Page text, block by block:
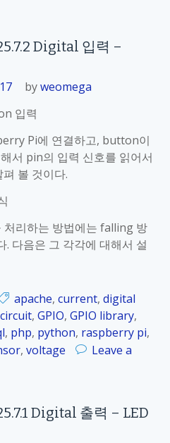
Digital 입력 –
byweomega
입력
Pi에 연결하고, button이
서 pin의 입력 신호를 읽어서
볼 것이다.
리하는 방법에는 falling 방
다음은 그 각각에 대해서 설
apache, current, digital
, GPIO, GPIO library,
, php, python, raspberry pi,
, voltage
Leave a
Digital 출력 – LED